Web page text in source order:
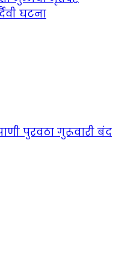
घटना
पुरवठा गुरूवारी बंद